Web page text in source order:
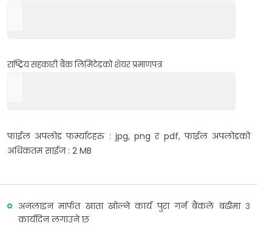
राष्ट्रिय सहकारी बैंक लिमिटेडको शेयर प्रमाणपत्र
फाईल अपलोड फर्म्याटहरु : jpg, png र pdf, फाईल अपलोडको
अधिकतम साईज : 2 MB
अनलाइन मार्फत खाता खोल्ने कार्य पुरा गर्न बैंकले बढीमा ३
कार्यदिन लगाउने छ